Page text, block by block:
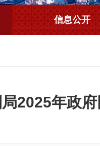
信息公开
2025年政